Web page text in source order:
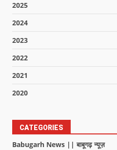
2025
2024
2023
2022
2021
2020
CATEGORIES
Babugarh News || बाबूगढ़ न्यूज़